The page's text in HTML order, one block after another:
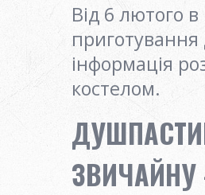
Від 6 лютого
інформація
костелом.
ЗВИЧАЙНУ